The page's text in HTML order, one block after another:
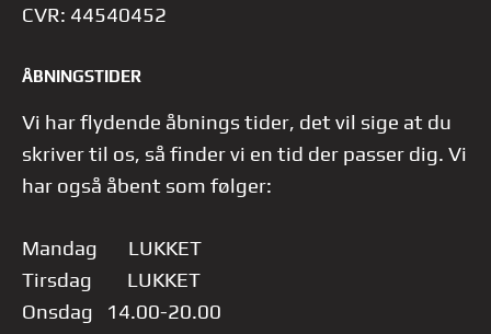
CVR: 44540452
ÅBNINGSTIDER
Vi har flydende åbnings tider, det vil sige at du
skriver til os, så finder vi en tid der passer dig. Vi
har også åbent som følger:
Mandag LUKKET
Tirsdag LUKKET
Onsdag 14.00-20.00